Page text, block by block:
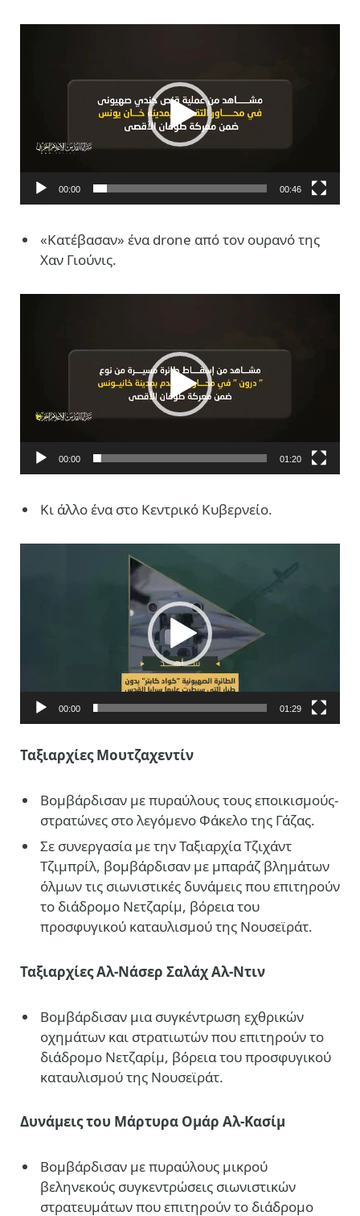
00:00 00:46
«Κατέβασαν» ένα drone από τον ουρανό της
Χαν Γιούνις.
00:00 01:20
Κι άλλο ένα στο Κεντρικό Κυβερνείο.
00:00 01:29
Ταξιαρχίες Μουτζαχεντίν
Bομβάρδισαν με πυραύλους τους εποικισμούς-
στρατώνες στο λεγόμενο Φάκελο της Γάζας.
Σε συνεργασία με την Ταξιαρχία Τζιχάντ
Τζιμπρίλ, βομβάρδισαν με μπαράζ βλημάτων
όλμων τις σιωνιστικές δυνάμεις που επιτηρούν
το διάδρομο Νετζαρίμ, βόρεια του
προσφυγικού καταυλισμού της Νουσεϊράτ.
Ταξιαρχίες Αλ-Νάσερ Σαλάχ Αλ-Ντιν
Βομβάρδισαν μια συγκέντρωση εχθρικών
οχημάτων και στρατιωτών που επιτηρούν το
διάδρομο Νετζαρίμ, βόρεια του προσφυγικού
καταυλισμού της Νουσεϊράτ.
Δυνάμεις του Μάρτυρα Ομάρ Αλ-Κασίμ
Βομβάρδισαν με πυραύλους μικρού
βεληνεκούς συγκεντρώσεις σιωνιστικών
στρατευμάτων που επιτηρούν το διάδρομο